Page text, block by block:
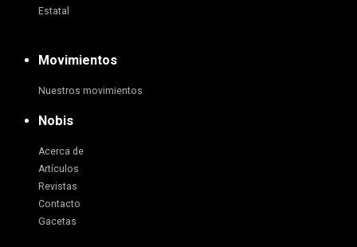
Estatal
Movimientos
Nuestros movimientos
Nobis
Acerca de
Artículos
Revistas
Contacto
Gacetas